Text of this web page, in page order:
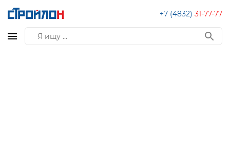
+7 (4832) 31-77-77